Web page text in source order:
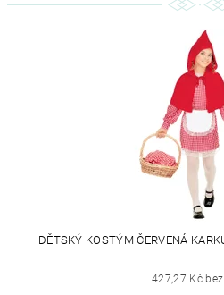
DĚTSKÝ KOSTÝM ČERVENÁ
427,27 Kč bez